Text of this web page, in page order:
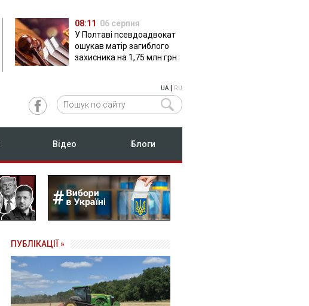
08:11 06 серпня
У Полтаві псевдоадвокат
ошукав матір загиблого
захисника на 1,75 млн грн
UA| RU
Відео Блоги
ПУБЛІКАЦІЇ »